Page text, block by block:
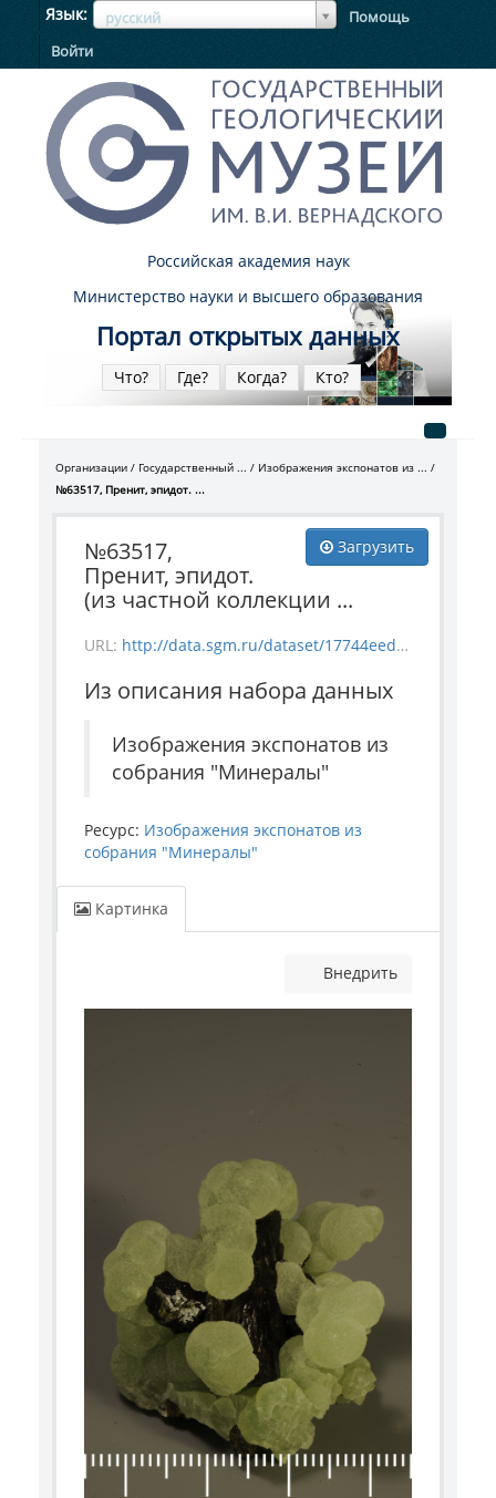
Язык русский
ЯзыкЯзык
Помощь
Войти
Российская академия наук
Министерство науки и высшего образования
Портал открытых данных
Что? Где? Когда? Кто?
Организации Государственный ...
Изображения экспонатов из ...
№63517, Пренит, эпидот. ...
Загрузить
№63517,
Пренит, эпидот.
(из частной коллекции ...
URL: http://data.sgm.ru/dataset/17744eed-27fa-4a9a-bc72-4e657fa570af/resource/848a6d36-b9ec-4102-bb9a-6c11b43426bf/download/-63517.jpg
Из описания набора данных
Изображения экспонатов из
собрания "Минералы"
Ресурс: Изображения экспонатов из
собрания "Минералы"
Картинка
Внедрить